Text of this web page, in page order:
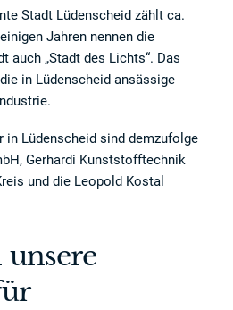
Stadt Lüdenscheid zählt ca.
Jahren nennen die
auch „Stadt des Lichts“. Das
in Lüdenscheid ansässige
in Lüdenscheid sind demzufolge
Gerhardi Kunststofftechnik
und die Leopold Kostal
unsere